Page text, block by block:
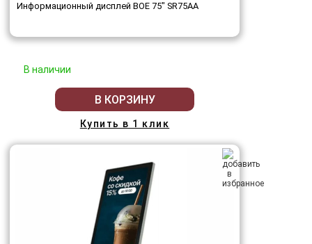
Информационный дисплей BOE 75" SR75AA
В наличии
В КОРЗИНУ
Купить в 1 клик